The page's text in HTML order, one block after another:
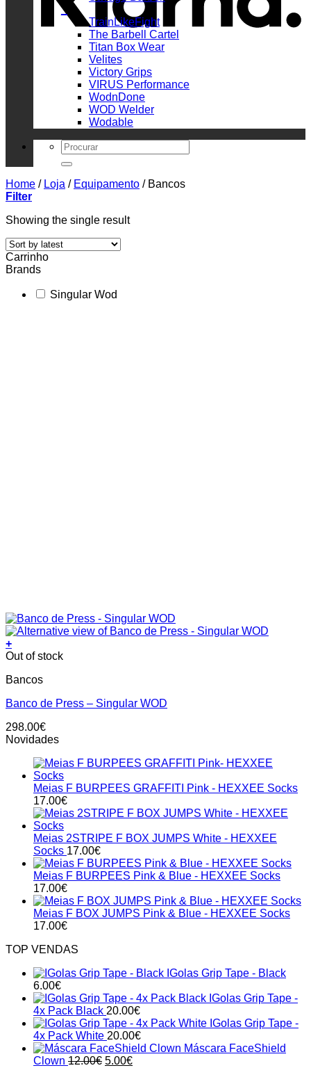
_
TrainLikeFight
The Barbell Cartel
Titan Box Wear
Velites
Victory Grips
VIRUS Performance
WodnDone
WOD Welder
Wodable
Search
for:
Home / Loja / Equipamento /Bancos
Filter
Showing the single result
Carrinho
Brands
Singular Wod
+
Out of stock
Bancos
Banco de Press – Singular WOD
298.00€
Novidades
Meias F BURPEES GRAFFITI Pink - HEXXEE Socks
17.00€
Meias 2STRIPE F BOX JUMPS White - HEXXEE
Socks 17.00€
Meias F BURPEES Pink & Blue - HEXXEE Socks
17.00€
Meias F BOX JUMPS Pink & Blue - HEXXEE Socks
17.00€
TOP VENDAS
IGolas Grip Tape - Black
6.00€
IGolas Grip Tape -
4x Pack Black 20.00€
IGolas Grip Tape -
4x Pack White 20.00€
Máscara FaceShield
Clown 12.00€ Original
5.00€Current